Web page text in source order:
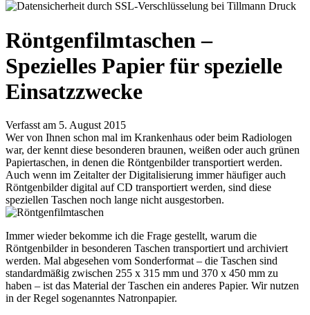
Röntgenfilmtaschen –
Spezielles Papier für spezielle
Einsatzzwecke
Verfasst am 5. August 2015
Wer von Ihnen schon mal im Krankenhaus oder beim Radiologen
war, der kennt diese besonderen braunen, weißen oder auch grünen
Papiertaschen, in denen die Röntgenbilder transportiert werden.
Auch wenn im Zeitalter der Digitalisierung immer häufiger auch
Röntgenbilder digital auf CD transportiert werden, sind diese
speziellen Taschen noch lange nicht ausgestorben.
Immer wieder bekomme ich die Frage gestellt, warum die
Röntgenbilder in besonderen Taschen transportiert und archiviert
werden. Mal abgesehen vom Sonderformat – die Taschen sind
standardmäßig zwischen 255 x 315 mm und 370 x 450 mm zu
haben – ist das Material der Taschen ein anderes Papier. Wir nutzen
in der Regel sogenanntes Natronpapier.